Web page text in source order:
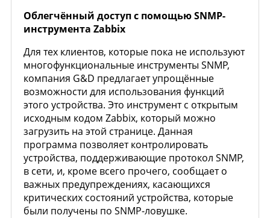
Облегчённый доступ с помощью SNMP-
инструмента Zabbix
Для тех клиентов, которые пока не используют
многофункциональные инструменты SNMP,
компания G&D предлагает упрощённые
возможности для использования функций
этого устройства. Это инструмент с открытым
исходным кодом Zabbix, который можно
загрузить на этой странице. Данная
программа позволяет контролировать
устройства, поддерживающие протокол SNMP,
в сети, и, кроме всего прочего, сообщает о
важных предупреждениях, касающихся
критических состояний устройства, которые
были получены по SNMP-ловушке.